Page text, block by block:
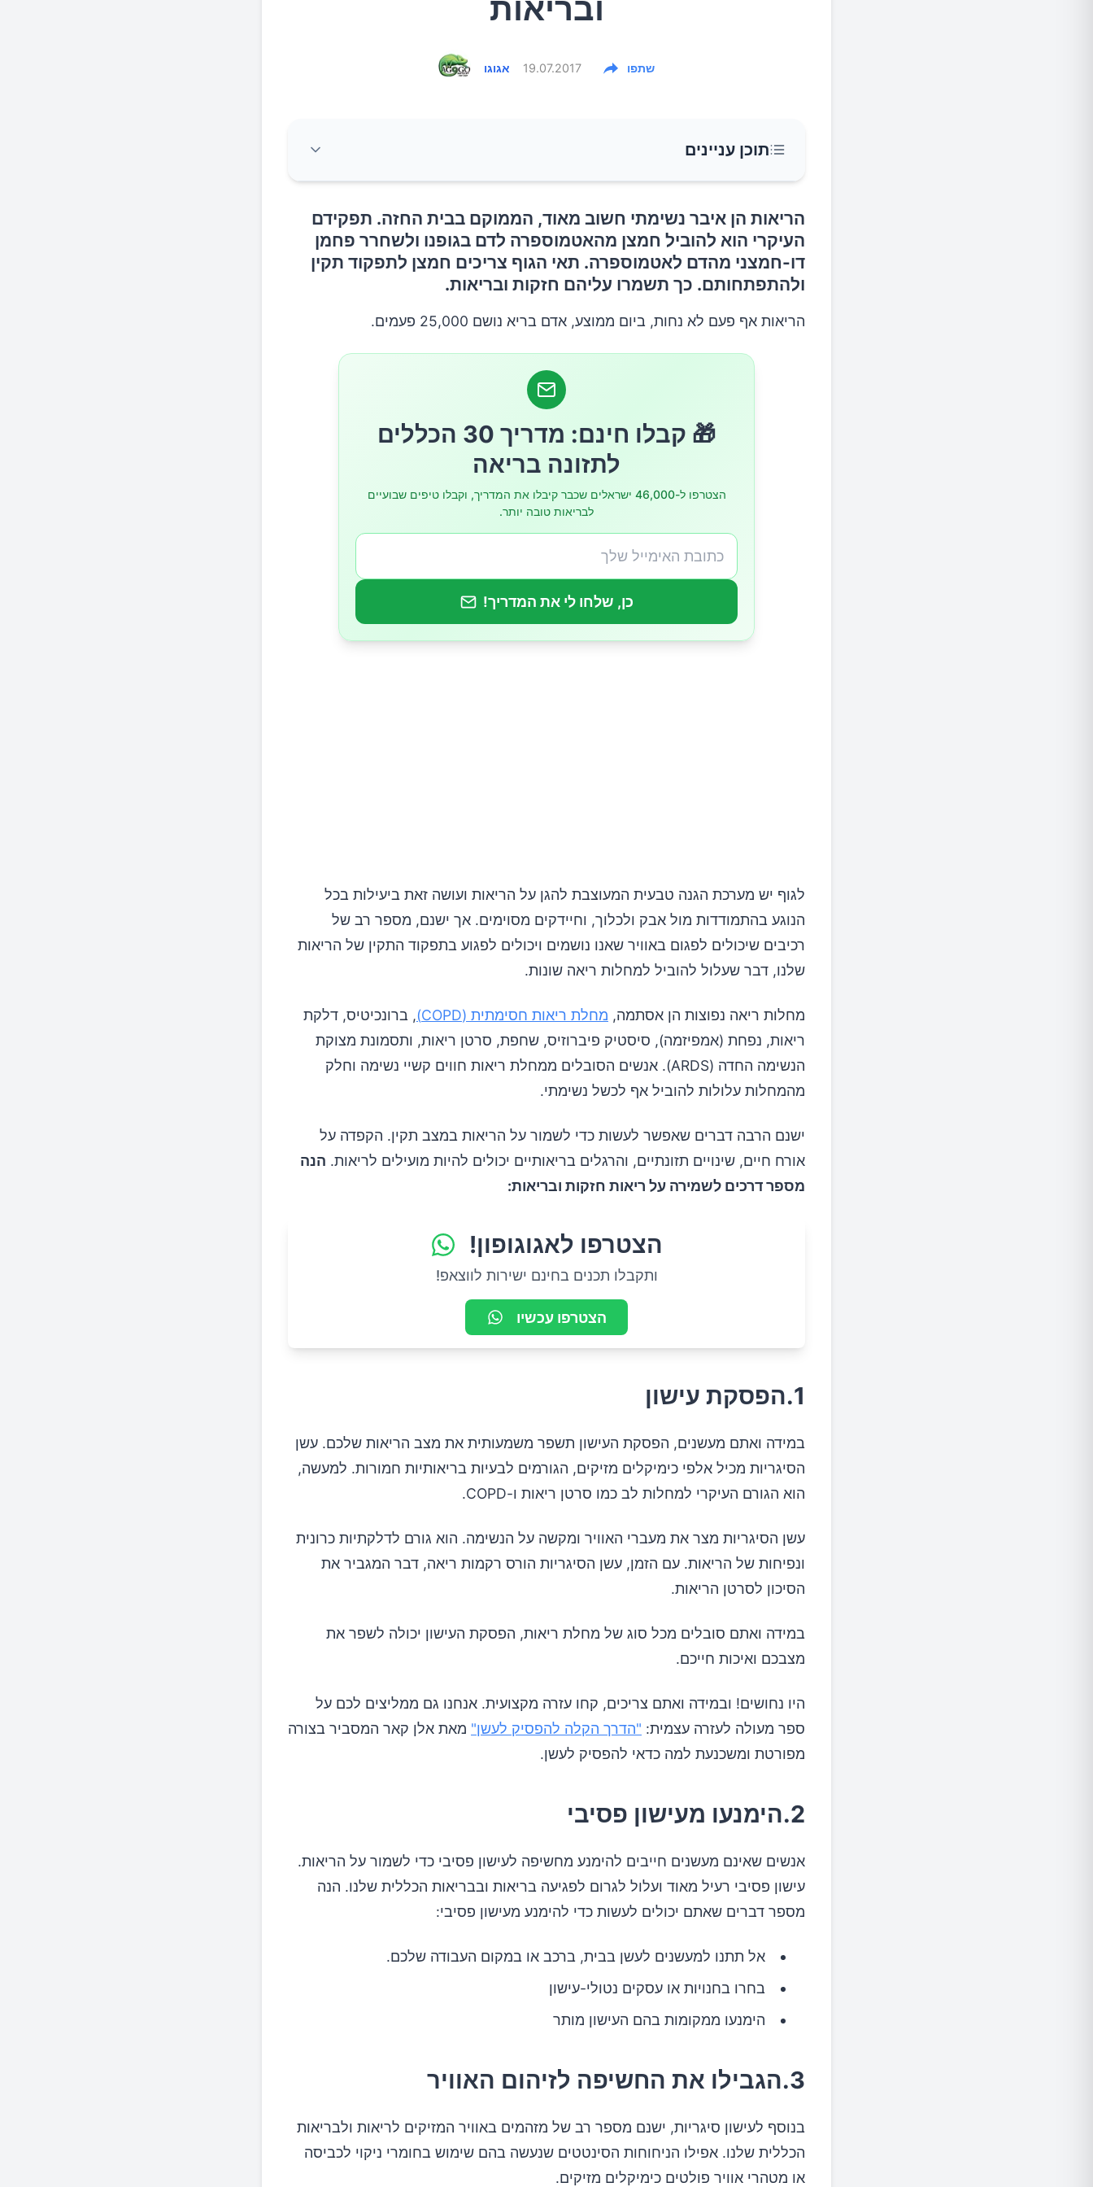
ובריאות
אגוגו 19.07.2017 שתפו
תוכן עניינים
1.הפסקת עישון
2.הימנעו מעישון פסיבי
3.הגבילו את החשיפה לזיהום האוויר
הריאות הן איבר נשימתי חשוב מאוד, הממוקם בבית החזה. תפקידם
העיקרי הוא להוביל חמצן מהאטמוספרה לדם בגופנו ולשחרר פחמן
דו-חמצני מהדם לאטמוספרה. תאי הגוף צריכים חמצן לתפקוד תקין
ולהתפתחותם. כך תשמרו עליהם חזקות ובריאות.
הריאות אף פעם לא נחות, ביום ממוצע, אדם בריא נושם 25,000 פעמים.
🎁 קבלו חינם: מדריך 30 הכללים
לתזונה בריאה
הצטרפו ל-46,000 ישראלים שכבר קיבלו את המדריך, וקבלו טיפים שבועיים
לבריאות טובה יותר.
כן, שלחו לי את המדריך!
לגוף יש מערכת הגנה טבעית המעוצבת להגן על הריאות ועושה זאת ביעילות בכל
הנוגע בהתמודדות מול אבק ולכלוך, וחיידקים מסוימים. אך ישנם, מספר רב של
רכיבים שיכולים לפגום באוויר שאנו נושמים ויכולים לפגוע בתפקוד התקין של הריאות
שלנו, דבר שעלול להוביל למחלות ריאה שונות.
מחלות ריאה נפוצות הן אסתמה, מחלת ריאות חסימתית (COPD)
, ברונכיטיס, דלקת
ריאות, נפחת (אמפיזמה), סיסטיק פיברוזיס, שחפת, סרטן ריאות, ותסמונת מצוקת
הנשימה החדה (ARDS). אנשים הסובלים ממחלת ריאות חווים קשיי נשימה וחלק
מהמחלות עלולות להוביל אף לכשל נשימתי.
ישנם הרבה דברים שאפשר לעשות כדי לשמור על הריאות במצב תקין. הקפדה על
אורח חיים, שינויים תזונתיים, והרגלים בריאותיים יכולים להיות מועילים לריאות. הנה
מספר דרכים לשמירה על ריאות חזקות ובריאות:
הצטרפו לאגוגופון!
ותקבלו תכנים בחינם ישירות לווצאפ!
הצטרפו עכשיו
1.הפסקת עישון
במידה ואתם מעשנים, הפסקת העישון תשפר משמעותית את מצב הריאות שלכם. עשן
הסיגריות מכיל אלפי כימיקלים מזיקים, הגורמים לבעיות בריאותיות חמורות. למעשה,
הוא הגורם העיקרי למחלות לב כמו סרטן ריאות ו-COPD.
עשן הסיגריות מצר את מעברי האוויר ומקשה על הנשימה. הוא גורם לדלקתיות כרונית
ונפיחות של הריאות. עם הזמן, עשן הסיגריות הורס רקמות ריאה, דבר המגביר את
הסיכון לסרטן הריאות.
במידה ואתם סובלים מכל סוג של מחלת ריאות, הפסקת העישון יכולה לשפר את
מצבכם ואיכות חייכם.
היו נחושים! ובמידה ואתם צריכים, קחו עזרה מקצועית. אנחנו גם ממליצים לכם על
ספר מעולה לעזרה עצמית: "הדרך הקלה להפסיק לעשן" מאת אלן קאר המסביר בצורה
מפורטת ומשכנעת למה כדאי להפסיק לעשן.
2.הימנעו מעישון פסיבי
אנשים שאינם מעשנים חייבים להימנע מחשיפה לעישון פסיבי כדי לשמור על הריאות.
עישון פסיבי רעיל מאוד ועלול לגרום לפגיעה בריאות ובבריאות הכללית שלנו. הנה
מספר דברים שאתם יכולים לעשות כדי להימנע מעישון פסיבי:
אל תתנו למעשנים לעשן בבית, ברכב או במקום העבודה שלכם.
בחרו בחנויות או עסקים נטולי-עישון
הימנעו ממקומות בהם העישון מותר
3.הגבילו את החשיפה לזיהום האוויר
בנוסף לעישון סיגריות, ישנם מספר רב של מזהמים באוויר המזיקים לריאות ולבריאות
הכללית שלנו. אפילו הניחוחות הסינטטים שנעשה בהם שימוש בחומרי ניקוי לכביסה
או מטהרי אוויר פולטים כימיקלים מזיקים.